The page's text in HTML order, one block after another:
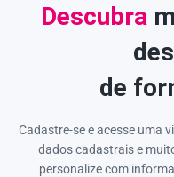
Descubra
de
Cadastre-se e acesse uma
dados cadastrais e
personalize com